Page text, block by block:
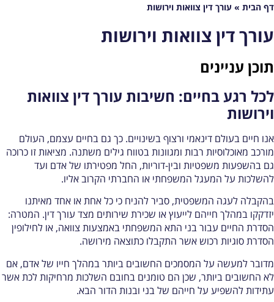
הבית»עורך דין צוואות וירושות
דין צוואות וירושות
עניינים
רגע בחיים: חשיבות עורך דין צוואות
חיים בעולם דינאמי ורצוף בשינויים. כך גם בחיים עצמם, העולם
מאוכלוסיות רבות ומגוונות בטווח גילים משתנה. מציאות זו כרוכה
בהשפעות משפטיות ובין-דוריות, החל מפטירתו של אדם ועד
על המעגל המשפחתי או החברתי הקרוב אליו.
לעגה המשפטית, סביר להניח כי כל אחת או אחד מאיתנו
במהלך חייהם לייעוץ או שכירת שירותים מצד עורך דין. המטרה:
החיים עבור בני התא המשפחתי באמצעות צוואה, או לחילופין
סוגיות רכוש אשר התקבלו כתוצאה מירושה.
למעשה על המסמכים החשובים ביותר במהלך חייו של אדם, אם
החשובים ביותר, שכן הם טומנים בחובם השלכות מרחיקות לכת אשר
להשפיע על חייהם של בני ובנות הדור הבא.